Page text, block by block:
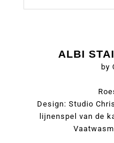
ALBI
by
Design: Studio
lijnenspel van de